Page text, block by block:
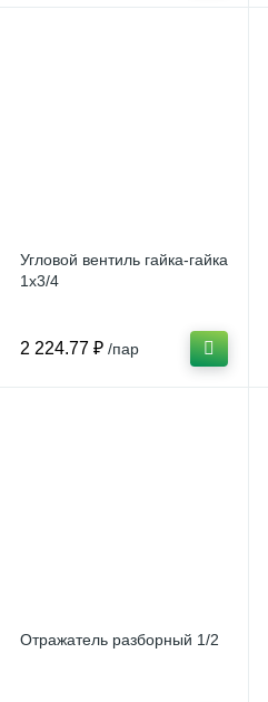
Угловой вентиль гайка-гайка
1х3/4
2 224.77 ₽ /пар
Отражатель разборный 1/2